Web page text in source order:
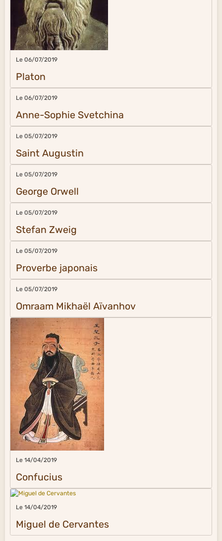
Le 06/07/2019
Platon
Le 06/07/2019
Anne-Sophie Svetchina
Le 05/07/2019
Saint Augustin
Le 05/07/2019
George Orwell
Le 05/07/2019
Stefan Zweig
Le 05/07/2019
Proverbe japonais
Le 05/07/2019
Omraam Mikhaël Aïvanhov
Le 14/04/2019
Confucius
Le 14/04/2019
Miguel de Cervantes